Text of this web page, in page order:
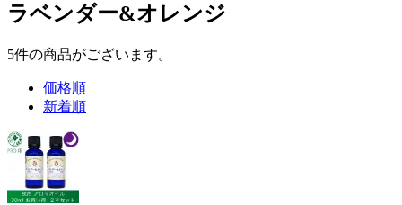
ラベンダー&オレンジ
5件の商品がございます。
価格順
新着順